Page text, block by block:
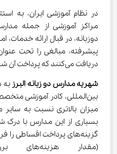
در نظام آموزشی ایران، به
مراکز آموزشی از جمله
پیشرفته، مبالغی را تحت
دریافت می‌کنند که پرداخت آن شرط لازم برای تحصیل است.
شهریه مدارس دو زبانه البرز
بین‌المللی، کادر آموزشی
میزان بالاتری نسبت به سایر
(مقدار